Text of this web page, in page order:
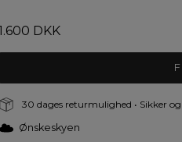
DKK
30 dages returmulighed • Sikker
Ønskeskyen